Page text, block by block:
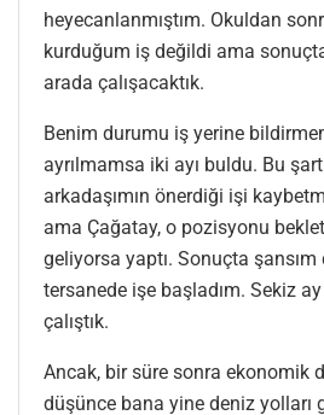
heyecanlanmıştım. Okuldan
kurduğum iş değildi ama
arada çalışacaktık.
Benim durumu iş yerine
ayrılmamsa iki ayı buldu. Bu
arkadaşımın önerdiği işi
ama Çağatay, o pozisyonu
geliyorsa yaptı. Sonuçta
tersanede işe başladım. Sekiz
çalıştık.
Ancak, bir süre sonra ekonomik
düşünce bana yine deniz yolları